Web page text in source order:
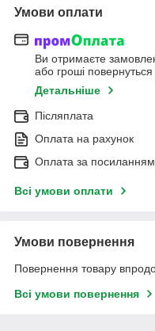
Умови оплати
Ви отримаєте
або гроші
Детальніше
Післяплата
Оплата на рахунок
Оплата за посиланням
Всі умови оплати
Умови повернення
Повернення товару
Всі умови повернення